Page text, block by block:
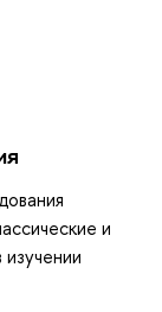
и